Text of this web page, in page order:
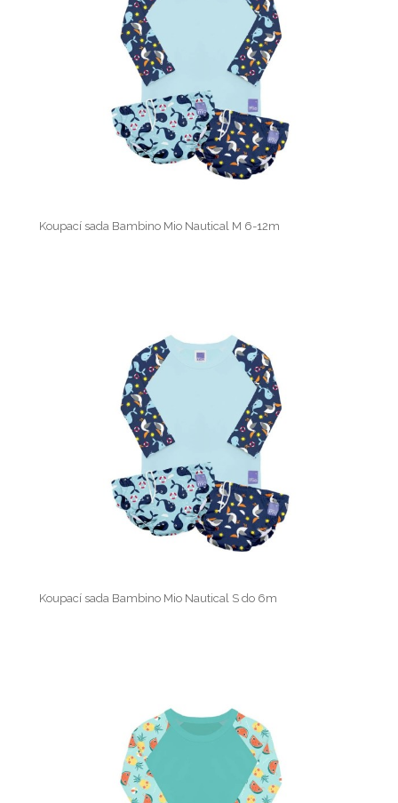
Koupací sada Bambino Mio Nautical M 6-12m
Koupací sada Bambino Mio Nautical S do 6m